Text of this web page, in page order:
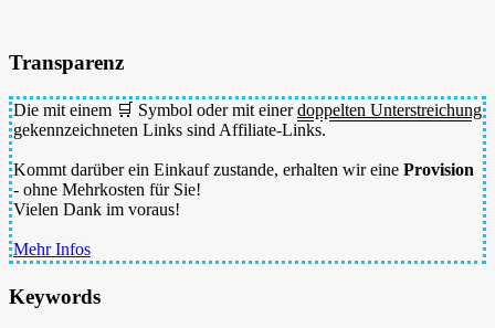
Transparenz
Die mit einem 🛒 Symbol oder mit einerdoppelten Unterstreichung
gekennzeichneten Links sind Affiliate-Links.
Kommt darüber ein Einkauf zustande, erhalten wir eine Provision
- ohne Mehrkosten für Sie!
Vielen Dank im voraus!
Mehr Infos
Keywords